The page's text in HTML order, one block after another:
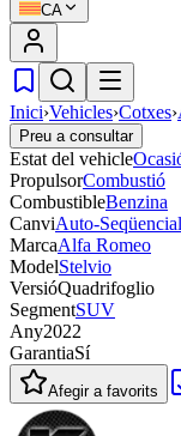
CA
Inici›Vehicles›Cotxes›
Preu a consultar
Estat del vehicle
PropulsorCombustió
CombustibleBenzina
CanviAuto-Seqüencial
MarcaAlfa Romeo
ModelStelvio
VersióQuadrifoglio
SegmentSUV
Any2022
GarantiaSí
Afegir a favorits